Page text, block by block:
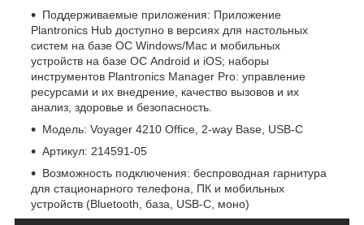
Поддерживаемые приложения: Приложение
Plantronics Hub доступно в версиях для настольных
систем на базе ОС Windows/Mac и мобильных
устройств на базе ОС Android и iOS; наборы
инструментов Plantronics Manager Pro: управление
ресурсами и их внедрение, качество вызовов и их
анализ, здоровье и безопасность.
Модель: Voyager 4210 Office, 2-way Base, USB-C
Артикул: 214591-05
Возможность подключения: беспроводная гарнитура
для стационарного телефона, ПК и мобильных
устройств (Bluetooth, база, USB-C, моно)